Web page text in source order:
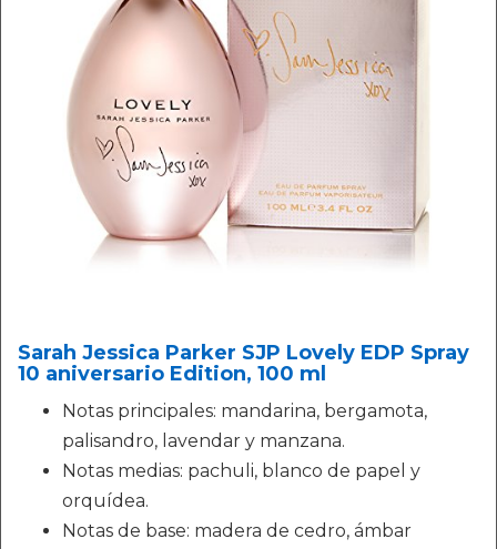
Sarah Jessica Parker SJP Lovely EDP Spray
10 aniversario Edition, 100 ml
Notas principales: mandarina, bergamota,
palisandro, lavendar y manzana.
Notas medias: pachuli, blanco de papel y
orquídea.
Notas de base: madera de cedro, ámbar